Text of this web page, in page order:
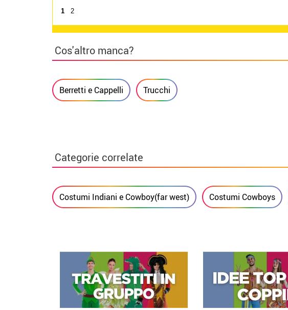
1 2
Cos'altro manca?
Berretti e Cappelli Trucchi
Categorie correlate
Costumi Indiani e Cowboy(far west) Costumi Cowboys